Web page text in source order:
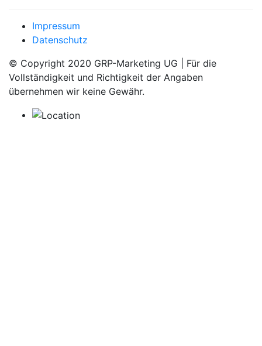
Impressum
Datenschutz
© Copyright 2020 GRP-Marketing UG | Für die
Vollständigkeit und Richtigkeit der Angaben
übernehmen wir keine Gewähr.